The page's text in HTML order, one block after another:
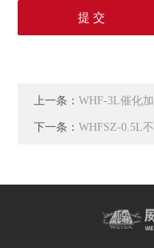
上一条：WHF-3L催化
下一条：WHFSZ-0.5L